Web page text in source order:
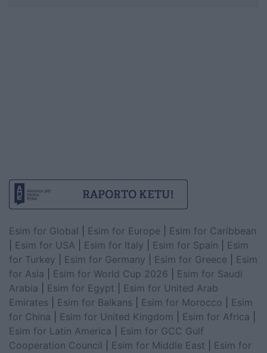
Esim for Global Esim for Europe
Esim for Caribbean
Esim for USA Esim for Italy Esim for Spain
Esim
for Turkey
Esim for Germany Esim for Greece
Esim
for Asia
Esim for World Cup 2026
Esim for Saudi
Arabia
Esim for Egypt
Esim for United Arab
Emirates
Esim for Balkans Esim for Morocco
Esim
for China
Esim for United Kingdom Esim for Africa
Esim for Latin America
Esim for GCC Gulf
Cooperation Council
Esim for Middle East
Esim for